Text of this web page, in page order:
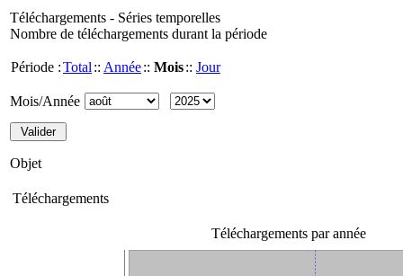
Téléchargements - Séries temporelles
Nombre de téléchargements durant la période
Période :Total :: Année:: Mois:: Jour
Mois/Année
Objet
Téléchargements
Téléchargements par année